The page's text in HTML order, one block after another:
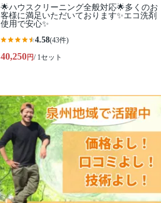
🌟ハウスクリーニング全般対応🌟多くのお
客様に満足いただいております✨エコ洗剤
使用で安心✨
4.58(43件)
40,250円/ 1セット